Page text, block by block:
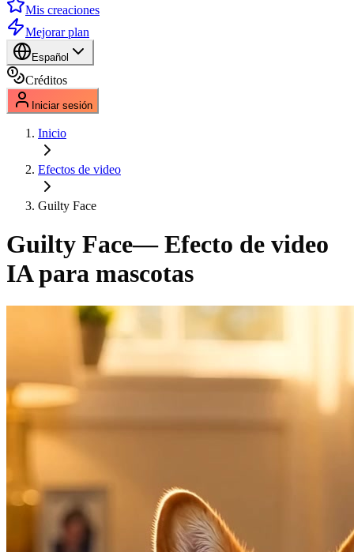
Mis creaciones
Mejorar plan
Español
Créditos
Iniciar sesión
Inicio
Efectos de video
Guilty Face
Guilty Face— Efecto de video
IA para mascotas